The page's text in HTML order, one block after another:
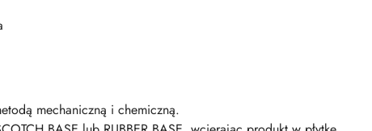
mechaniczną i chemiczną.